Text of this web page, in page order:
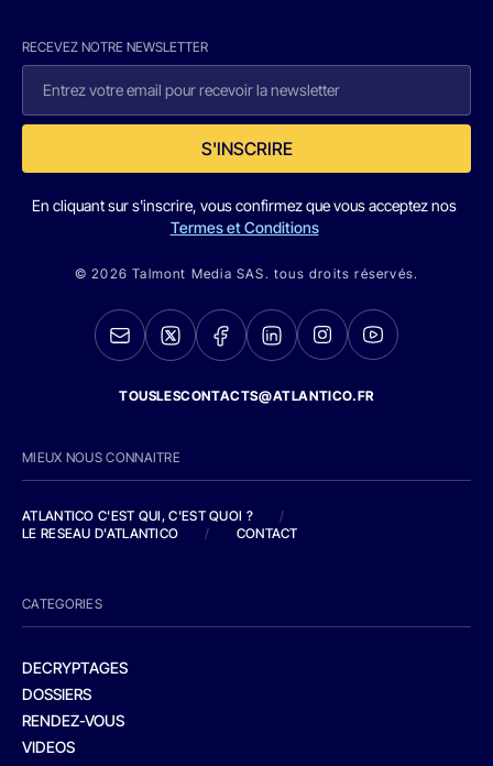
RECEVEZ NOTRE NEWSLETTER
S'INSCRIRE
En cliquant sur s'inscrire, vous confirmez que vous acceptez nos
Termes et Conditions
© 2026 Talmont Media SAS. tous droits réservés.
TOUSLESCONTACTS@ATLANTICO.FR
MIEUX NOUS CONNAITRE
ATLANTICO C'EST QUI, C'EST QUOI ?
/
LE RESEAU D'ATLANTICO
/ CONTACT
CATEGORIES
DECRYPTAGES
DOSSIERS
RENDEZ-VOUS
VIDEOS